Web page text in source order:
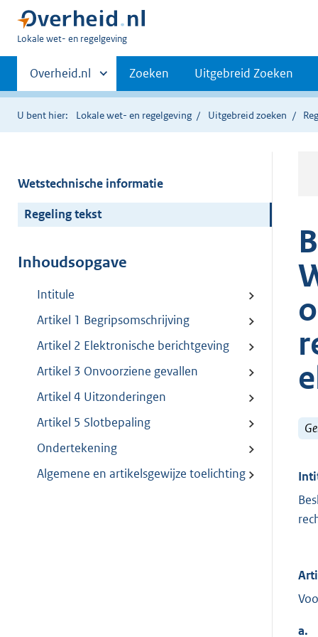
U
hier:
Lokale wet- en regelgeving
Primaire
navigatie
Andere
sites
binnen
Overheid.nl Zoeken Uitgebreid Zoeken
U bent hier: Lokale wet- en regelgeving Uitgebreid zoeken
Wetstechnische informatie
Regeling tekst
Inhoudsopgave
Intitule
Artikel 1 Begripsomschrijving
Artikel 2 Elektronische berichtgeving
Artikel 3 Onvoorziene gevallen
Artikel 4 Uitzonderingen
Artikel 5 Slotbepaling
Ondertekening
Algemene en artikelsgewijze toelichting
a.